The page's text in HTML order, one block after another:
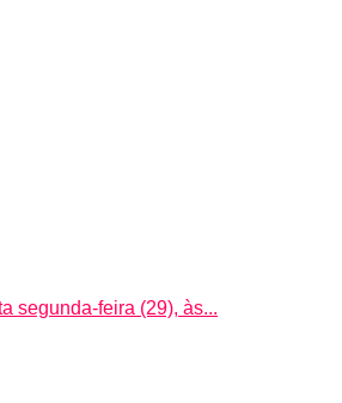
segunda-feira (29), às...